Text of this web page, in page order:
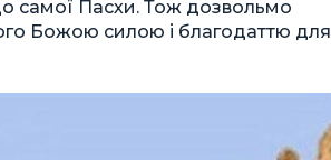
самої Пасхи. Тож дозвольмо
Божою силою і благодаттю для